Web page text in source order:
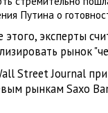
этого, эксперты
рынок
Street Journal
рынкам Saxo